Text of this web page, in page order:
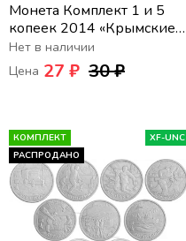
Монета Комплект 1 и 5
копеек 2014 «Крымские
копейки»
Нет в наличии
Цена 27 ₽ 30 ₽
КОМПЛЕКТ
РАСПРОДАНО
XF-UNC